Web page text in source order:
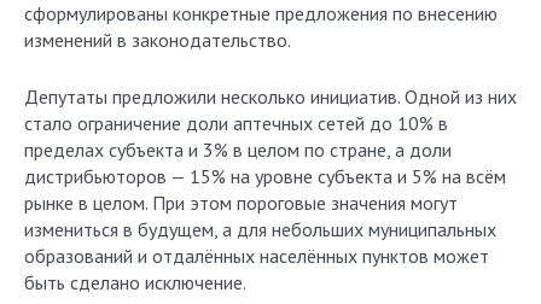
сформулированы конкретные предложения по внесению
изменений в законодательство.
Депутаты предложили несколько инициатив. Одной из них
стало ограничение доли аптечных сетей до 10% в
пределах субъекта и 3% в целом по стране, а доли
дистрибьюторов — 15% на уровне субъекта и 5% на всём
рынке в целом. При этом пороговые значения могут
измениться в будущем, а для небольших муниципальных
образований и отдалённых населённых пунктов может
быть сделано исключение.